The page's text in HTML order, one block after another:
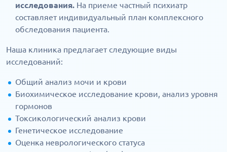
исследования. На приеме частный психиатр
составляет индивидуальный план комплексного
обследования пациента.
Наша клиника предлагает следующие виды
исследований:
Общий анализ мочи и крови
Биохимическое исследование крови, анализ уровня
гормонов
Токсикологический анализ крови
Генетическое исследование
Оценка неврологического статуса